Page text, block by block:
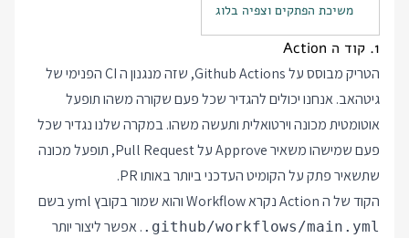
משיכת הפתקים וצפיה בלוג
1. קוד ה Action
הטריק מבוסס על Github Actions, שזה מנגנון ה CI הפנימי של
גיטהאב. אנחנו יכולים להגדיר שכל פעם שקורה משהו תופעל
אוטומטית מכונה וירטואלית ותעשה משהו. במקרה שלנו נגדיר שכל
פעם שמישהו משאיר Approve על Pull Request, תופעל מכונה
שתשאיר פתק על הקומיט העדכני ביותר באותו PR.
הקוד של ה Action נקרא Workflow והוא שמור בקובץ yml בשם
.github/workflows/main.yml . אפשר ליצור יותר